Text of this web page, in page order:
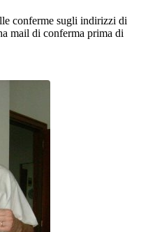
conferme sugli indirizzi di
mail di conferma prima di